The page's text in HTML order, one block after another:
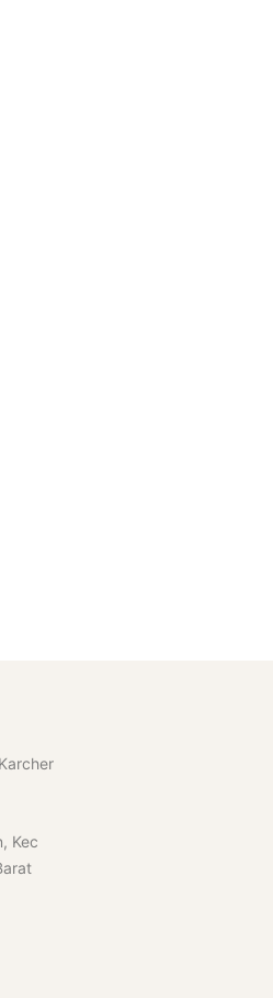
Kec